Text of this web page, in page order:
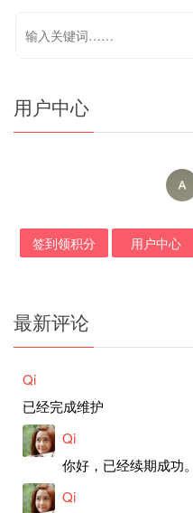
用户中心
签到领积分 用户中心
最新评论
Qi
已经完成维护
Qi
你好，已经续期成功。
Qi